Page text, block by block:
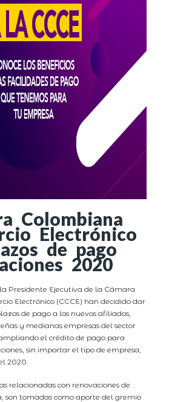
Colombiana
Electrónico
de pago
2020
Presidente Ejecutiva de la Cámara
Electrónico (CCCE) han decidido dar
de pago a los nuevos afiliados,
y medianas empresas del sector
el crédito de pago para
sin importar el tipo de empresa,
2020.
relacionadas con renovaciones de
son tomadas como aporte del gremio